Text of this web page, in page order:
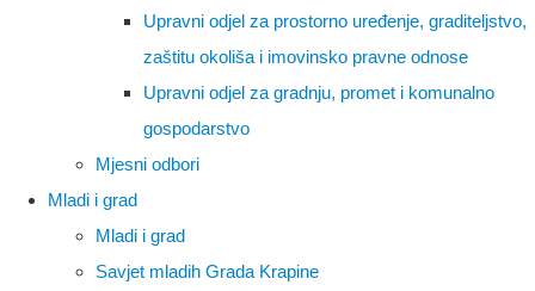
Upravni odjel za prostorno uređenje, graditeljstvo,
zaštitu okoliša i imovinsko pravne odnose
Upravni odjel za gradnju, promet i komunalno
gospodarstvo
Mjesni odbori
Mladi i grad
Mladi i grad
Savjet mladih Grada Krapine